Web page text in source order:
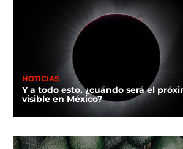
NOTICIAS
Y a todo esto, ¿cuándo será el
visible en México?